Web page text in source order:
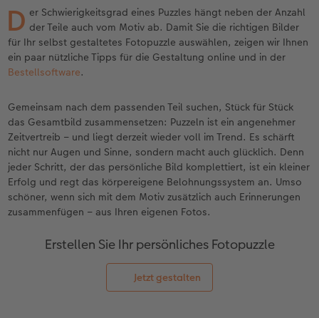
Personalisierter Schuber
Erinnerungstasche
Einband mit Leder und Leinen
Erste Schritte
Bestellwege
Webinare
Kundenbeispiele
Kundengeschichten
Nature Prints
Premium Poster
Fotosticker
Sofortfotos
Zubehör
Photo Streetmap Poster
Fotocollage
Acrylglas
Alu Dibond
Foto auf Holz
Gallery Print
Hartschaum
Mehrteiler
Weitere Anlässe
Klappkarten
Postkarten
Einzelkarten im Direktversand
Spiele
Schule & Büro
Faber-Castell
Art Prints
Foto-Geschenkbox
Geschenkidee
CEWE Geschenkgutschein
Foto-Leckerlidose
Silikonhüllen
Kunststoffhüllen
Holzhülle
Handykette
Mit Design
Wandkalender mit Design
Wandkalender A4
Wandkalender A3
Tischkalender Quadratisch
Zubehör
Zum Geburtstag
Muttertagsgeschenke
Fotogeschenke zum Osterfest
für Brautpaare
für den JGA
Hochzeit
Jahrbuch
D er Schwierigkeitsgrad eines Puzzles hängt neben der Anzahl
der Teile auch vom Motiv ab. Damit Sie die richtigen Bilder
für Ihr selbst gestaltetes Fotopuzzle auswählen, zeigen wir Ihnen
ein paar nützliche Tipps für die Gestaltung online und in der
Bestellsoftware.
Gemeinsam nach dem passenden Teil suchen, Stück für Stück
das Gesamtbild zusammensetzen: Puzzeln ist ein angenehmer
Zeitvertreib – und liegt derzeit wieder voll im Trend. Es schärft
nicht nur Augen und Sinne, sondern macht auch glücklich. Denn
jeder Schritt, der das persönliche Bild komplettiert, ist ein kleiner
Erfolg und regt das körpereigene Belohnungssystem an. Umso
schöner, wenn sich mit dem Motiv zusätzlich auch Erinnerungen
zusammenfügen – aus Ihren eigenen Fotos.
Erstellen Sie Ihr persönliches Fotopuzzle
Jetzt gestalten